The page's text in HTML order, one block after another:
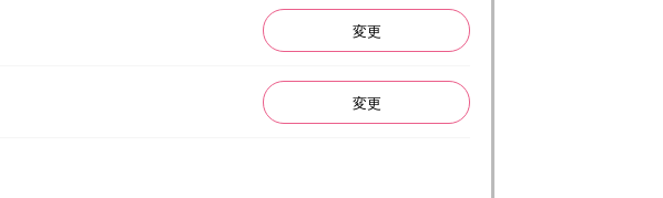
変更
変更